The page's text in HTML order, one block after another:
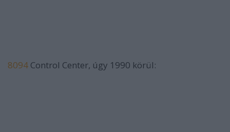
8094 Control Center, úgy 1990 körül: